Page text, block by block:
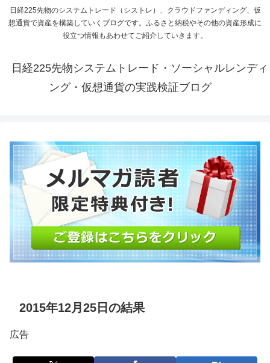
日経225先物のシステムトレード（シストレ）、クラウドファンディング、仮
想通貨で資産を構築していくブログです。ふるさと納税やその他の資産形成に
役立つ情報もあわせてご紹介していきます。
日経225先物システムトレード・ソーシャルレンディ
ング・仮想通貨の実践検証ブログ
2015年12月25日の結果
広告